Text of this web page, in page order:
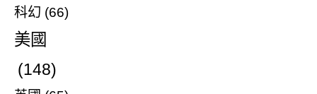
科幻 (66)
美國
(148)